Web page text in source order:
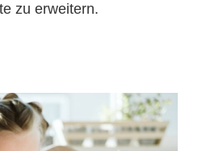
zu erweitern.